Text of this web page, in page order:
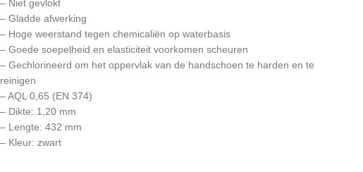
– Niet gevlokt
– Gladde afwerking
– Hoge weerstand tegen chemicaliën op waterbasis
– Goede soepelheid en elasticiteit voorkomen scheuren
– Gechlorineerd om het oppervlak van de handschoen te harden en te
reinigen
– AQL 0,65 (EN 374)
– Dikte: 1,20 mm
– Lengte: 432 mm
– Kleur: zwart